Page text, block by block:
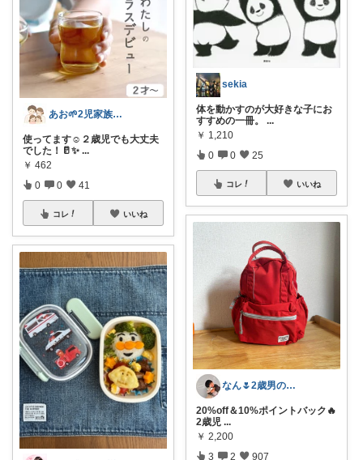
あお🌱2児家族｜シンプルな暮らしと台所
使ってます☺️２歳児でも大丈夫
でした！🥛✨ ...
￥ 462
0 0 41
コレ いいね
sekia
体を動かすのが大好きな子にお
すすめの一冊。
...
￥ 1,210
0 0 25
コレ いいね
なん🌷2歳男の子ママ⿻*.アイコン変更
20%off＆10%ポイントバック🔥
2歳児 ...
￥ 2,200
3 2 907